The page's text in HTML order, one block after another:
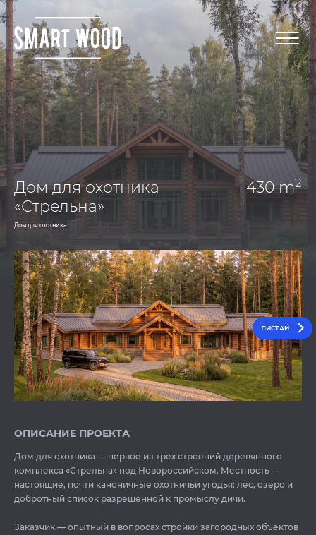
Дом для охотника
«Стрельна»
430 m2
Дом для охотника
ЛИСТАЙ
ОПИСАНИЕ ПРОЕКТА
Дом для охотника — первое из трех строений деревянного
комплекса «Стрельна» под Новороссийском. Местность —
настоящие, почти каноничные охотничьи угодья: лес, озеро и
добротный список разрешенной к промыслу дичи.
Заказчик — опытный в вопросах стройки загородных объектов